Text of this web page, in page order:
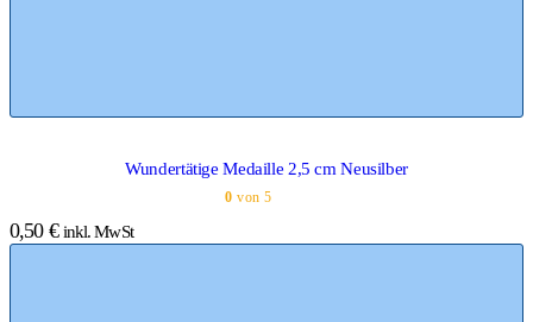
Wundertätige Medaille 2,5 cm Neusilber
0 von 5
0,50 € inkl. MwSt